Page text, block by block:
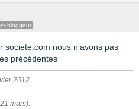
bloggeur
societe.com nous n'avons pas
précédentes
2012.
mars).